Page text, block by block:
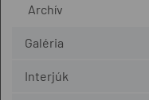
Archív
Galéria
Interjúk